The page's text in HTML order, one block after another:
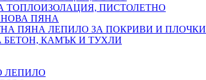
ТОПЛОИЗОЛАЦИЯ, ПИСТОЛЕТНО
ПЯНА
ПЯНА ЛЕПИЛО ЗА ПОКРИВИ И ПЛОЧКИ
БЕТОН, КАМЪК И ТУХЛИ
ЛЕПИЛО